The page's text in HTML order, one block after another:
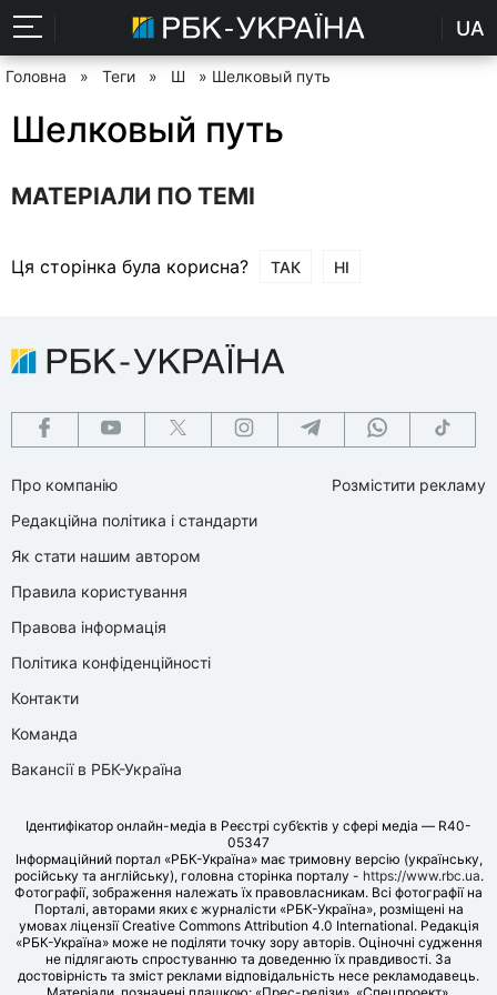
UA
Головна » Теги » Ш » Шелковый путь
Шелковый путь
МАТЕРІАЛИ ПО ТЕМІ
Ця сторінка була корисна? ТАК НІ
Про компанію
Редакційна політика і стандарти
Як стати нашим автором
Правила користування
Правова інформація
Політика конфіденційності
Контакти
Команда
Вакансії в РБК-Україна
Розмістити рекламу
Ідентифікатор онлайн-медіа в Реєстрі суб’єктів у сфері медіа — R40-
05347
Інформаційний портал «РБК-Україна» має тримовну версію (українську,
російську та англійську), головна сторінка порталу - https://www.rbc.ua.
Фотографії, зображення належать їх правовласникам. Всі фотографії на
Порталі, авторами яких є журналісти «РБК-Україна», розміщені на
умовах ліцензії Creative Commons Attribution 4.0 International. Редакція
«РБК-Україна» може не поділяти точку зору авторів. Оціночні судження
не підлягають спростуванню та доведенню їх правдивості. За
достовірність та зміст реклами відповідальність несе рекламодавець.